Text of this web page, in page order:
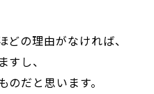
の理由がなければ、
し、
だと思います。